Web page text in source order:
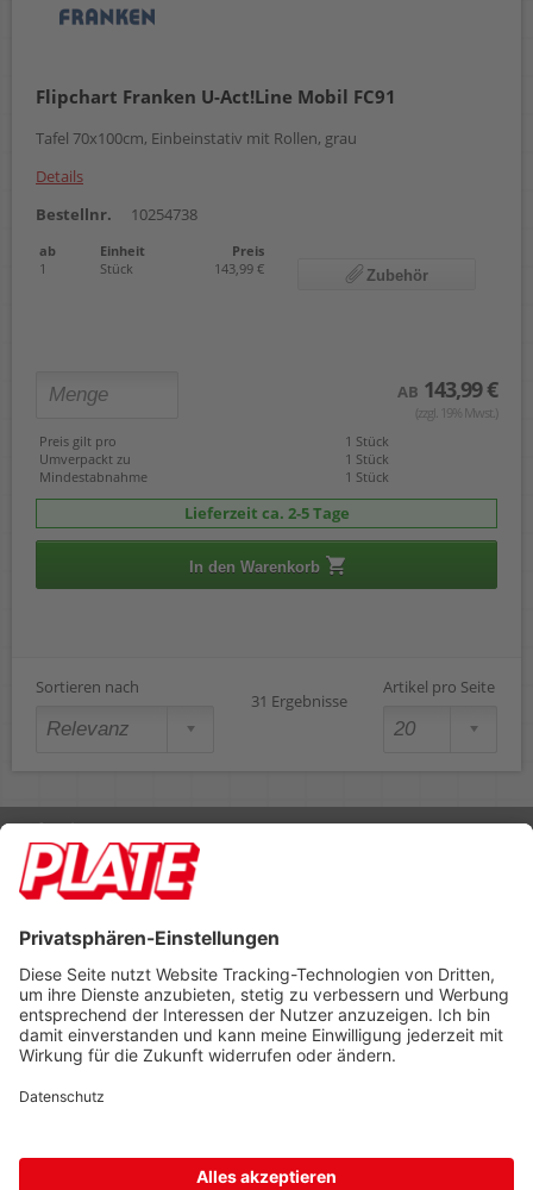
Flipchart Franken U-Act!Line Mobil FC91
Tafel 70x100cm, Einbeinstativ mit Rollen, grau
Details
Bestellnr.
10254738
ab Einheit
Preis
1
Stück 143,99 € Zubehör
AB 143,99 €
(zzgl. 19% Mwst.)
Preis gilt pro
1 Stück
Umverpackt zu
1 Stück
Mindestabnahme
1 Stück
Lieferzeit ca. 2-5 Tage
In den Warenkorb
Sortieren nach
31 Ergebnisse
Artikel pro Seite
Rufen Sie uns an 04298 401-0
Lieferbedingungen Impressum
Footer anzeigen
PLATE Büromaterial Vertriebs GmbH
Hilligenwarf 5